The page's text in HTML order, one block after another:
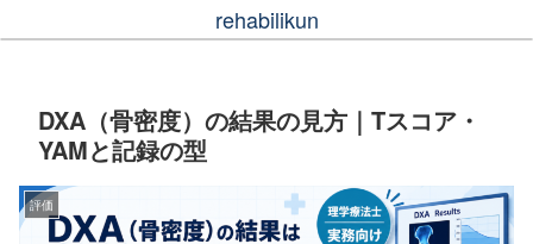
rehabilikun
DXA（骨密度）の結果の見方｜Tスコア・
YAMと記録の型
評価